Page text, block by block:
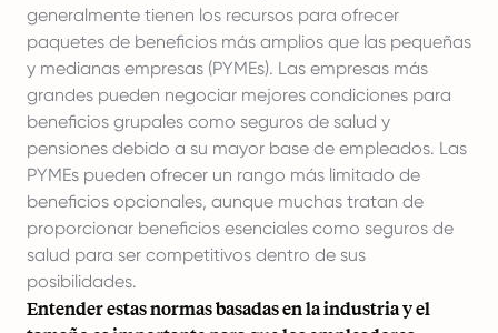
generalmente tienen los recursos para ofrecer
paquetes de beneficios más amplios que las pequeñas
y medianas empresas (PYMEs). Las empresas más
grandes pueden negociar mejores condiciones para
beneficios grupales como seguros de salud y
pensiones debido a su mayor base de empleados. Las
PYMEs pueden ofrecer un rango más limitado de
beneficios opcionales, aunque muchas tratan de
proporcionar beneficios esenciales como seguros de
salud para ser competitivos dentro de sus
posibilidades.
Entender estas normas basadas en la industria y el